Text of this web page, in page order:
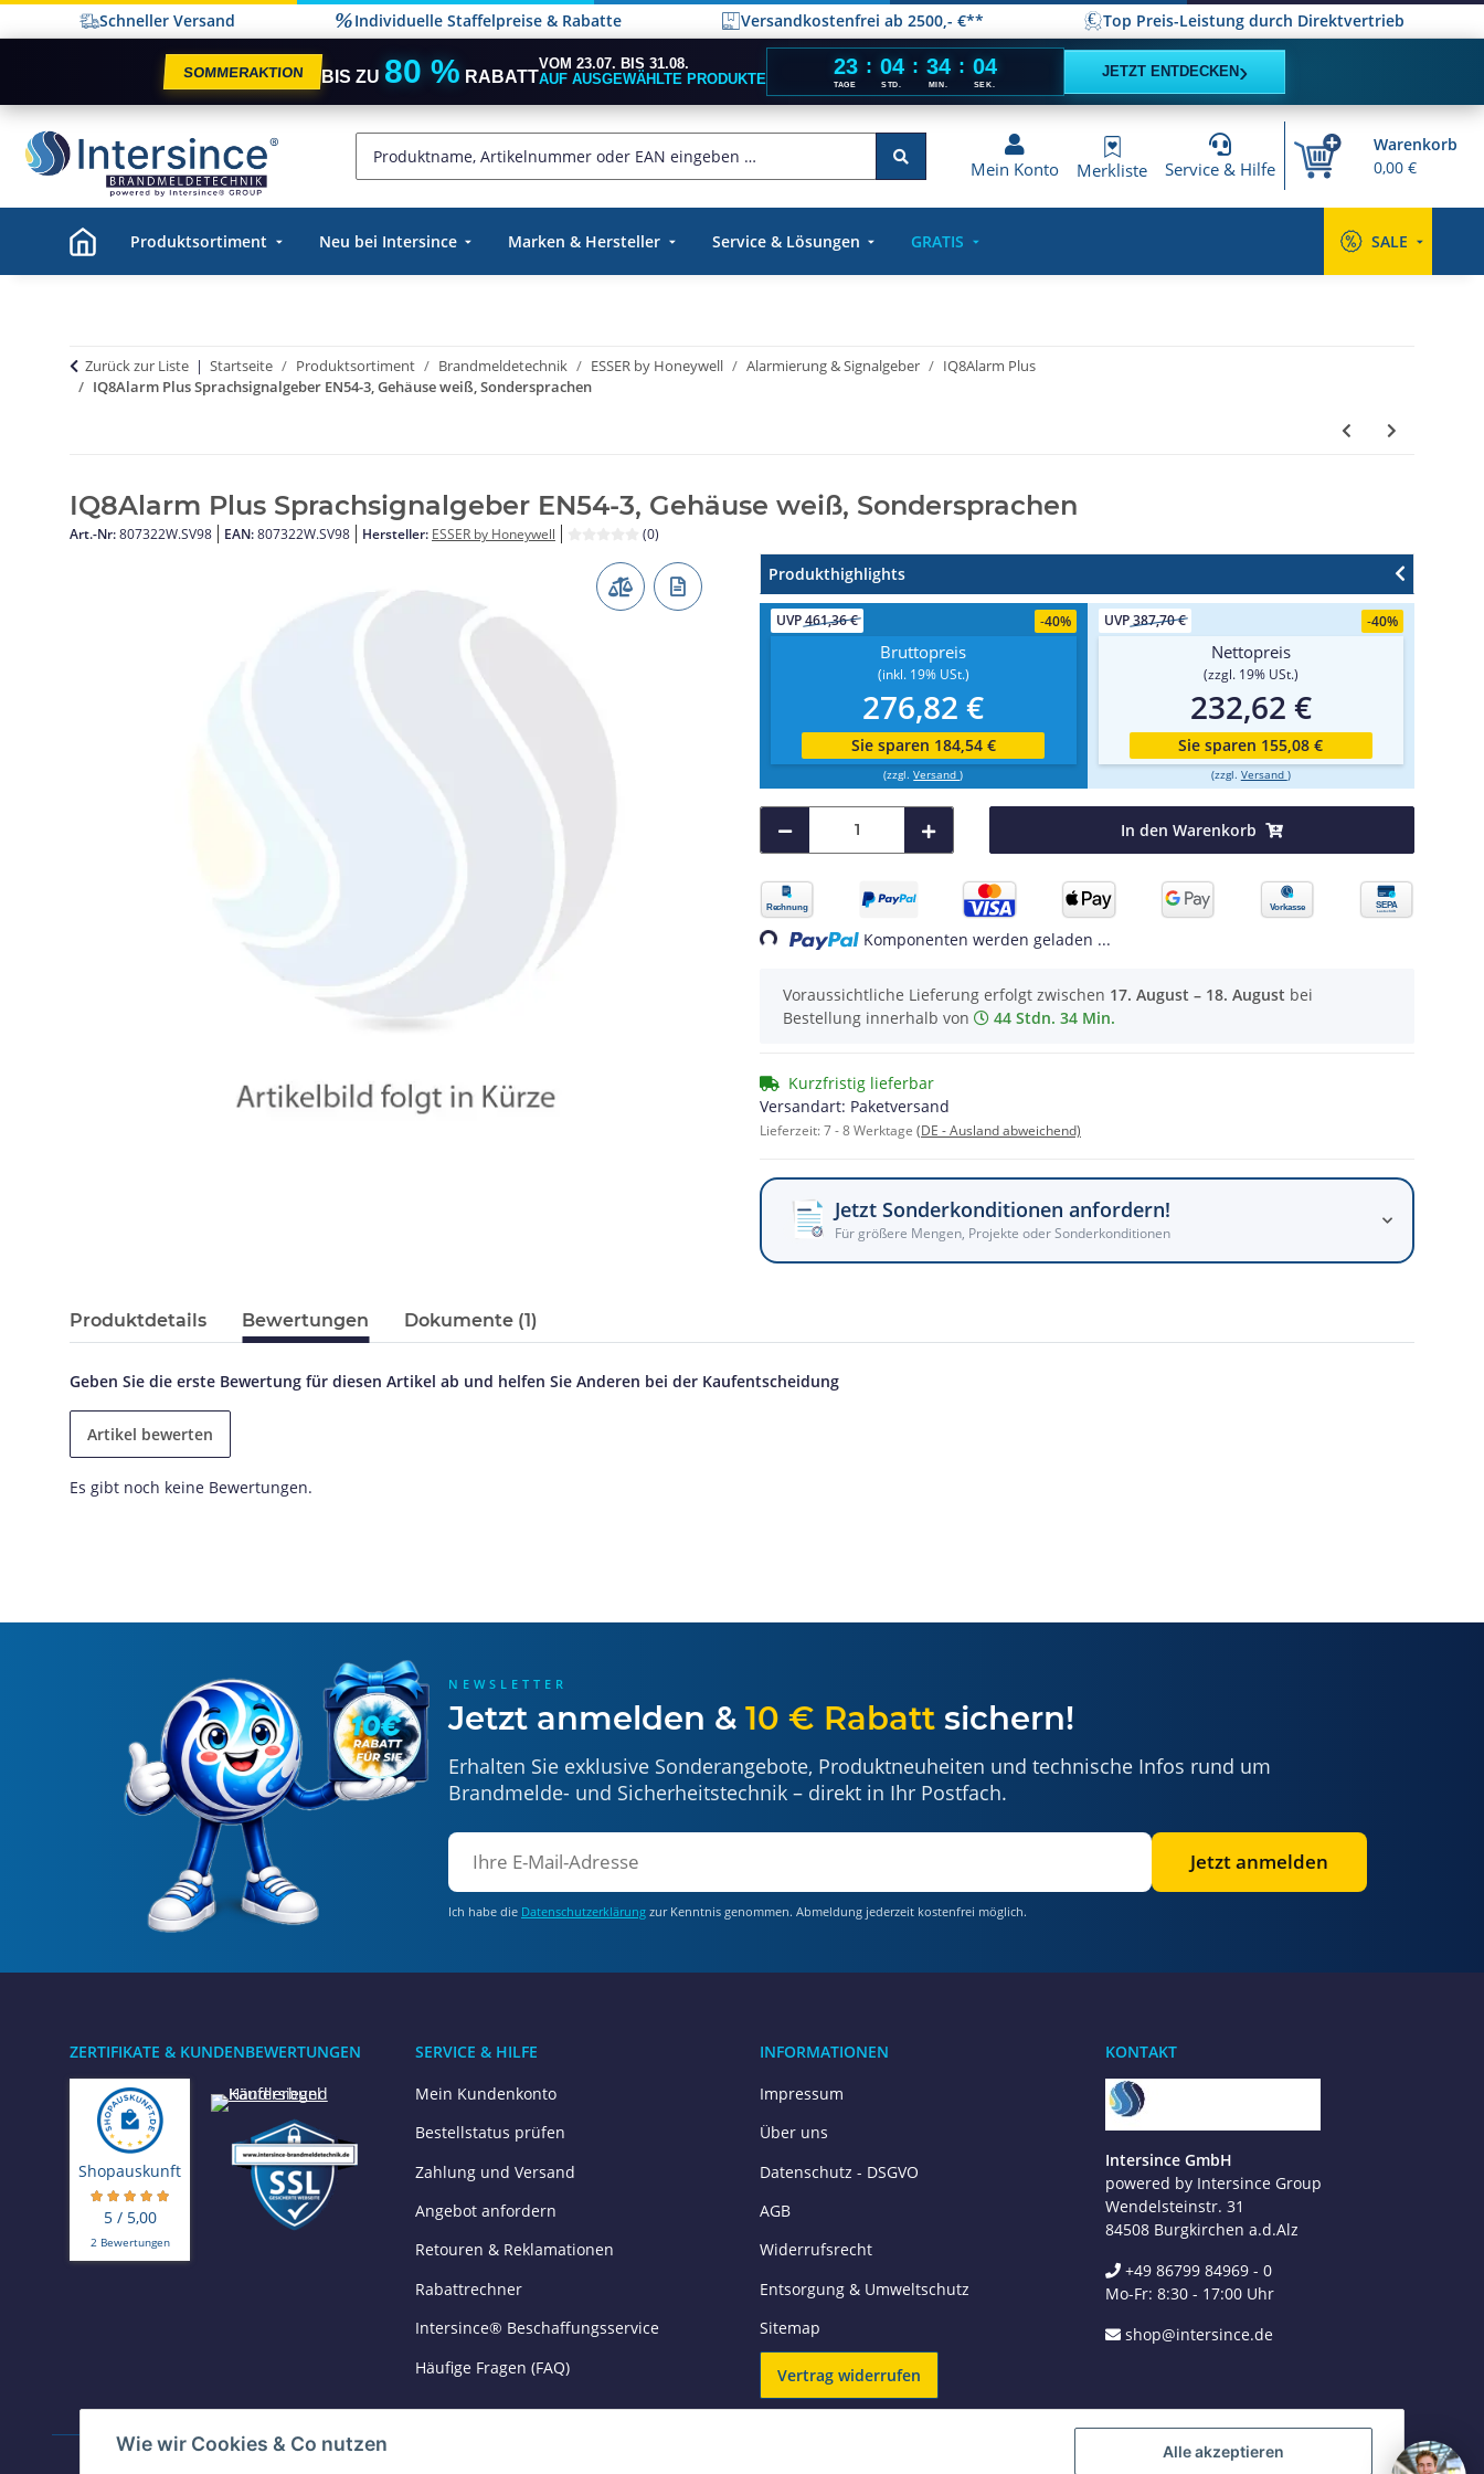
Jetzt anrufen
WhatsApp
+49 162 5669885
E-Mail schreiben
shop@intersince.de
Schneller Versand Individuelle Staffelpreise & Rabatte Versandkostenfrei ab 2500,- €** Top Preis-Leistung durch Direktvertrieb
SOMMERAKTION BIS ZU 80 % RABATT
VOM 23.07. BIS 31.08.
AUF AUSGEWÄHLTE PRODUKTE
23
TAGE
: 04
STD.
: 34
MIN.
: 03
SEK.
JETZT ENTDECKEN›
Mein Konto Merkliste Service & Hilfe
Warenkorb
0,00 €
Produktsortiment Neu bei Intersince Marken & Hersteller Service & Lösungen GRATIS SALE
Zurück zur Liste Startseite Produktsortiment Brandmeldetechnik ESSER by Honeywell Alarmierung & Signalgeber
IQ8Alarm Plus
IQ8Alarm Plus Sprachsignalgeber EN54-3, Gehäuse weiß, Sondersprachen
IQ8Alarm Plus Sprachsignalgeber EN54-3, Gehäuse weiß, Sondersprachen
Art.-Nr: 807322W.SV98 EAN: 807322W.SV98 Hersteller: ESSER by Honeywell (0)
Produkthighlights
UVP461,36 € -40%
Bruttopreis
(inkl. 19% USt.)
276,82 €
Sie sparen 184,54 €
(zzgl.Versand)
UVP387,70 € -40%
Nettopreis
(zzgl. 19% USt.)
232,62 €
Sie sparen 155,08 €
(zzgl. Versand )
In den Warenkorb
Loading... Komponenten werden geladen ...
Voraussichtliche Lieferung erfolgt zwischen 17. August – 18. August bei
Bestellung innerhalb von
44 Stdn. 34 Min.
Kurzfristig lieferbar
Versandart: Paketversand
Lieferzeit:7 - 8 Werktage (DE - Ausland abweichend)
Jetzt Sonderkonditionen anfordern!
Für größere Mengen, Projekte oder Sonderkonditionen
Produktdetails Bewertungen Dokumente (1)
Geben Sie die erste Bewertung für diesen Artikel ab und helfen Sie Anderen bei der Kaufentscheidung
Artikel bewerten
Es gibt noch keine Bewertungen.
NEWSLETTER
Jetzt anmelden & 10 € Rabatt sichern!
Erhalten Sie exklusive Sonderangebote, Produktneuheiten und technische Infos rund um
Brandmelde- und Sicherheitstechnik – direkt in Ihr Postfach.
Jetzt anmelden
Ich habe die Datenschutzerklärung zur Kenntnis genommen. Abmeldung jederzeit kostenfrei möglich.
ZERTIFIKATE & KUNDENBEWERTUNGEN
Shopauskunft
5 / 5,00
2 Bewertungen
SERVICE & HILFE
Mein Kundenkonto
Bestellstatus prüfen
Zahlung und Versand
Angebot anfordern
Retouren & Reklamationen
Rabattrechner
Intersince® Beschaffungsservice
Häufige Fragen (FAQ)
INFORMATIONEN
Impressum
Über uns
Datenschutz - DSGVO
AGB
Widerrufsrecht
Entsorgung & Umweltschutz
Sitemap
Vertrag widerrufen
KONTAKT
Intersince GmbH
powered by Intersince Group
Wendelsteinstr. 31
84508 Burgkirchen a.d.Alz
+49 86799 84969 - 0
Mo-Fr: 8:30 - 17:00 Uhr
shop@intersince.de
Alle akzeptieren
Wie wir Cookies & Co nutzen